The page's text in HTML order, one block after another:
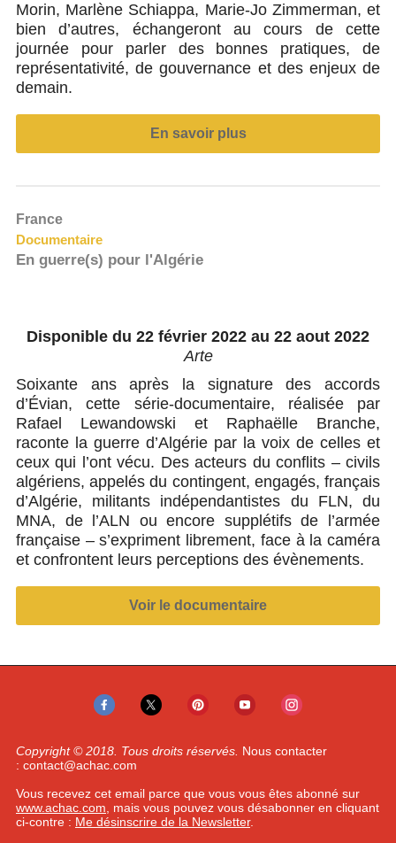
Morin, Marlène Schiappa, Marie-Jo Zimmerman, et
bien d’autres, échangeront au cours de cette
journée pour parler des bonnes pratiques, de
représentativité, de gouvernance et des enjeux de
demain.
En savoir plus
France
Documentaire
En guerre(s) pour l'Algérie
Disponible du 22 février 2022 au 22 aout 2022
Arte
Soixante ans après la signature des accords
d’Évian, cette série-documentaire, réalisée par
Rafael Lewandowski et Raphaëlle Branche,
raconte la guerre d’Algérie par la voix de celles et
ceux qui l’ont vécu. Des acteurs du conflits – civils
algériens, appelés du contingent, engagés, français
d’Algérie, militants indépendantistes du FLN, du
MNA, de l’ALN ou encore supplétifs de l’armée
française – s’expriment librement, face à la caméra
et confrontent leurs perceptions des évènements.
Voir le documentaire
Copyright © 2018. Tous droits réservés. Nous contacter
: contact@achac.com
Vous recevez cet email parce que vous vous êtes abonné sur
www.achac.com , mais vous pouvez vous désabonner en cliquant
ci-contre : Me désinscrire de la Newsletter.